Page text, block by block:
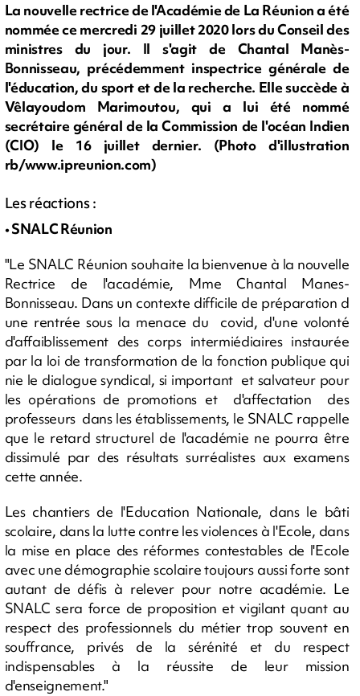
La nouvelle rectrice de l'Académie de La Réunion a été
nommée ce mercredi 29 juillet 2020 lors du Conseil des
ministres du jour. Il s'agit de Chantal Manès-
Bonnisseau, précédemment inspectrice générale de
l'éducation, du sport et de la recherche. Elle succède à
Vêlayoudom Marimoutou, qui a lui été nommé
secrétaire général de la Commission de l'océan Indien
(CIO) le 16 juillet dernier. (Photo d'illustration
rb/www.ipreunion.com)
Les réactions :
• SNALC Réunion
"Le SNALC Réunion souhaite la bienvenue à la nouvelle
Rectrice de l'académie, Mme Chantal Manes-
Bonnisseau. Dans un contexte difficile de préparation d
une rentrée sous la menace du covid, d'une volonté
d'affaiblissement des corps intermiédiaires instaurée
par la loi de transformation de la fonction publique qui
nie le dialogue syndical, si important et salvateur pour
les opérations de promotions et d'affectation des
professeurs dans les établissements, le SNALC rappelle
que le retard structurel de l'académie ne pourra être
dissimulé par des résultats surréalistes aux examens
cette année.
Les chantiers de l'Education Nationale, dans le bâti
scolaire, dans la lutte contre les violences à l'Ecole, dans
la mise en place des réformes contestables de l'Ecole
avec une démographie scolaire toujours aussi forte sont
autant de défis à relever pour notre académie. Le
SNALC sera force de proposition et vigilant quant au
respect des professionnels du métier trop souvent en
souffrance, privés de la sérénité et du respect
indispensables à la réussite de leur mission
d'enseignement."